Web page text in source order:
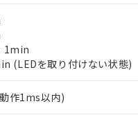
1min
(LEDを取り付けない状態)
作1ms以内)
販売拠点は「販売ネットワ
当社の事前の承諾なく第三
成サービス）をご利用いた
するお客様との取引・商談
予定月が前後することがあ
ることができます。
が基準値以下であることを
有害物質が外部に漏えいし
へお問い合わせください。
に係わる関係者が違法に輸
合意する
ついては、お客様のお取
ご確認ください)
況の情報を公開していない